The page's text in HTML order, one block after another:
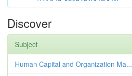
Discover
Subject
Human Capital and Organization Ma...